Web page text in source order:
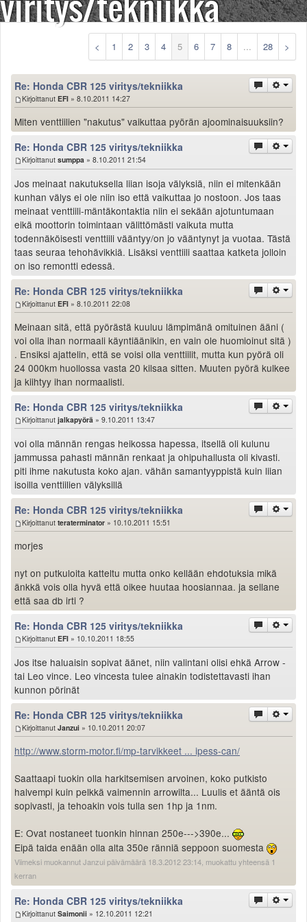
Säännöt ja ohjeet
Uudet ajoneuvot
Uudet kommentit
MYYDÄÄN
Haku
Ohjeet
Ajoneuvot
Osat
TIETOPANKKI
TAPAHTUMAT
MP15 kuvia
MP14 kuvia
MP13 kuvia
ACS 2015 kuvia
Lisää uusi tapahtuma
UUTISET
SÄÄ
Valitse paikkakunta
Helsingin sää
Tampereen sää
Turun sää
Oulun sää
Rovaniemen sää
MUUT
VIP-jäsenyys
Paidat ja vaatteet
Suunnittele oma paita
Mainostus
Palaute
Kevytversio
< 1 2 3 4 5 6 7 8 ... 28 >
Re: Honda CBR 125 viritys/tekniikka
Kirjoittanut EFI » 8.10.2011 14:27
Miten venttiilien "nakutus" vaikuttaa pyörän ajoominaisuuksiin?
Re: Honda CBR 125 viritys/tekniikka
Kirjoittanut sumppa » 8.10.2011 21:54
Jos meinaat nakutuksella liian isoja välyksiä, niin ei mitenkään
kunhan välys ei ole niin iso että vaikuttaa jo nostoon. Jos taas
meinaat venttiili-mäntäkontaktia niin ei sekään ajotuntumaan
eikä moottorin toimintaan välittömästi vaikuta mutta
todennäköisesti venttiili vääntyy/on jo vääntynyt ja vuotaa. Tästä
taas seuraa tehohävikkiä. Lisäksi venttiili saattaa katketa jolloin
on iso remontti edessä.
Re: Honda CBR 125 viritys/tekniikka
Kirjoittanut EFI » 8.10.2011 22:08
Meinaan sitä, että pyörästä kuuluu lämpimänä omituinen ääni (
voi olla ihan normaali käyntiäänikin, en vain ole huomioinut sitä )
. Ensiksi ajattelin, että se voisi olla venttiilit, mutta kun pyörä oli
24 000km huollossa vasta 20 kilsaa sitten. Muuten pyörä kulkee
ja kiihtyy ihan normaalisti.
Re: Honda CBR 125 viritys/tekniikka
Kirjoittanut jalkapyörä » 9.10.2011 13:47
voi olla männän rengas heikossa hapessa, itsellä oli kulunu
jammussa pahasti männän renkaat ja ohipuhallusta oli kivasti.
piti ihme nakutusta koko ajan. vähän samantyyppistä kuin liian
isoilla venttiilien välyksillä
Re: Honda CBR 125 viritys/tekniikka
Kirjoittanut teraterminator » 10.10.2011 15:51
morjes
nyt on putkuloita katteltu mutta onko kellään ehdotuksia mikä
änkkä vois olla hyvä että oikee huutaa hoosiannaa. ja sellane
että saa db irti ?
Re: Honda CBR 125 viritys/tekniikka
Kirjoittanut EFI » 10.10.2011 18:55
Jos itse haluaisin sopivat äänet, niin valintani olisi ehkä Arrow -
tai Leo vince. Leo vincesta tulee ainakin todistettavasti ihan
kunnon pörinät
Re: Honda CBR 125 viritys/tekniikka
Kirjoittanut Janzui » 10.10.2011 20:07
http://www.storm-motor.fi/mp-tarvikkeet ... ipess-can/
Saattaapi tuokin olla harkitsemisen arvoinen, koko putkisto
halvempi kuin pelkkä vaimennin arrowilta... Luulis et ääntä ois
sopivasti, ja tehoakin vois tulla sen 1hp ja 1nm.
E: Ovat nostaneet tuonkin hinnan 250e--->390e...
Eipä taida enään olla alta 350e ränniä seppoon suomesta
Viimeksi muokannut Janzui päivämäärä 18.3.2012 23:14, muokattu yhteensä 1
kerran
Re: Honda CBR 125 viritys/tekniikka
Kirjoittanut Saimonii » 12.10.2011 12:21